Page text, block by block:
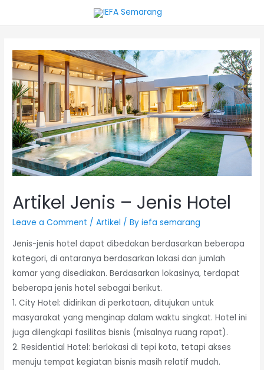
Artikel Jenis – Jenis Hotel
Leave a Comment /Artikel / Byiefa semarang
Jenis-jenis hotel dapat dibedakan berdasarkan beberapa
kategori, di antaranya berdasarkan lokasi dan jumlah
kamar yang disediakan. Berdasarkan lokasinya, terdapat
beberapa jenis hotel sebagai berikut.
1. City Hotel: didirikan di perkotaan, ditujukan untuk
masyarakat yang menginap dalam waktu singkat. Hotel ini
juga dilengkapi fasilitas bisnis (misalnya ruang rapat).
2. Residential Hotel: berlokasi di tepi kota, tetapi akses
menuju tempat kegiatan bisnis masih relatif mudah.